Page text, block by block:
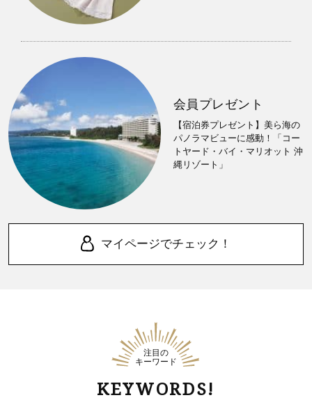
会員プレゼント
【宿泊券プレゼント】美ら海の
パノラマビューに感動！「コー
トヤード・バイ・マリオット 沖
縄リゾート」
マイページでチェック！
注目の
キーワード
KEYWORDS!